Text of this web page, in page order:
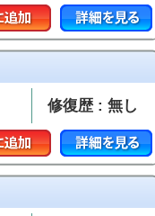
修復歴 : 無し